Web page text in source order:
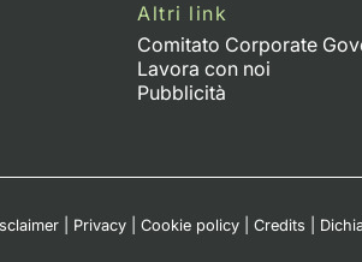
Altri link
Comitato Corporate
Lavora con noi
Pubblicità
Privacy Cookie policy Credits